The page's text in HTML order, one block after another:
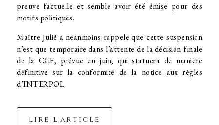
preuve factuelle et semble avoir été émise pour des
motifs politiques.
Maître Julié a néanmoins rappelé que cette suspension
n’est que temporaire dans l’attente de la décision finale
de la CCF, prévue en juin, qui statuera de manière
définitive sur la conformité de la notice aux règles
d’INTERPOL.
Lire l'article